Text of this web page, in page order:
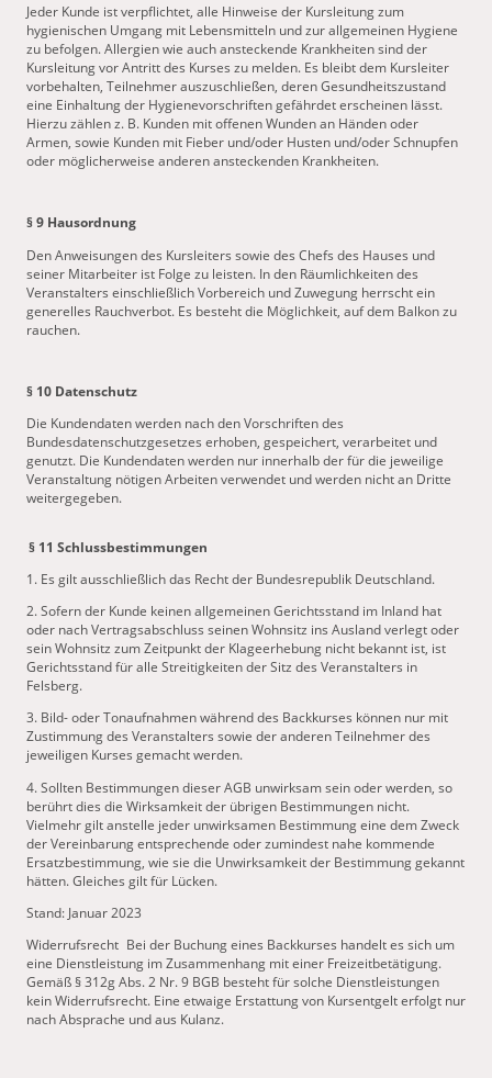
Jeder Kunde ist verpflichtet, alle Hinweise der Kursleitung zum
hygienischen Umgang mit Lebensmitteln und zur allgemeinen Hygiene
zu befolgen. Allergien wie auch ansteckende Krankheiten sind der
Kursleitung vor Antritt des Kurses zu melden. Es bleibt dem Kursleiter
vorbehalten, Teilnehmer auszuschließen, deren Gesundheitszustand
eine Einhaltung der Hygienevorschriften gefährdet erscheinen lässt.
Hierzu zählen z. B. Kunden mit offenen Wunden an Händen oder
Armen, sowie Kunden mit Fieber und/oder Husten und/oder Schnupfen
oder möglicherweise anderen ansteckenden Krankheiten.
§ 9 Hausordnung
Den Anweisungen des Kursleiters sowie des Chefs des Hauses und
seiner Mitarbeiter ist Folge zu leisten. In den Räumlichkeiten des
Veranstalters einschließlich Vorbereich und Zuwegung herrscht ein
generelles Rauchverbot. Es besteht die Möglichkeit, auf dem Balkon zu
rauchen.
§ 10 Datenschutz
Die Kundendaten werden nach den Vorschriften des
Bundesdatenschutzgesetzes erhoben, gespeichert, verarbeitet und
genutzt. Die Kundendaten werden nur innerhalb der für die jeweilige
Veranstaltung nötigen Arbeiten verwendet und werden nicht an Dritte
weitergegeben.
§ 11 Schlussbestimmungen
1. Es gilt ausschließlich das Recht der Bundesrepublik Deutschland.
2. Sofern der Kunde keinen allgemeinen Gerichtsstand im Inland hat
oder nach Vertragsabschluss seinen Wohnsitz ins Ausland verlegt oder
sein Wohnsitz zum Zeitpunkt der Klageerhebung nicht bekannt ist, ist
Gerichtsstand für alle Streitigkeiten der Sitz des Veranstalters in
Felsberg.
3. Bild- oder Tonaufnahmen während des Backkurses können nur mit
Zustimmung des Veranstalters sowie der anderen Teilnehmer des
jeweiligen Kurses gemacht werden.
4. Sollten Bestimmungen dieser AGB unwirksam sein oder werden, so
berührt dies die Wirksamkeit der übrigen Bestimmungen nicht.
Vielmehr gilt anstelle jeder unwirksamen Bestimmung eine dem Zweck
der Vereinbarung entsprechende oder zumindest nahe kommende
Ersatzbestimmung, wie sie die Unwirksamkeit der Bestimmung gekannt
hätten. Gleiches gilt für Lücken.
Stand: Januar 2023
Widerrufsrecht Bei der Buchung eines Backkurses handelt es sich um
eine Dienstleistung im Zusammenhang mit einer Freizeitbetätigung.
Gemäß § 312g Abs. 2 Nr. 9 BGB besteht für solche Dienstleistungen
kein Widerrufsrecht. Eine etwaige Erstattung von Kursentgelt erfolgt nur
nach Absprache und aus Kulanz.